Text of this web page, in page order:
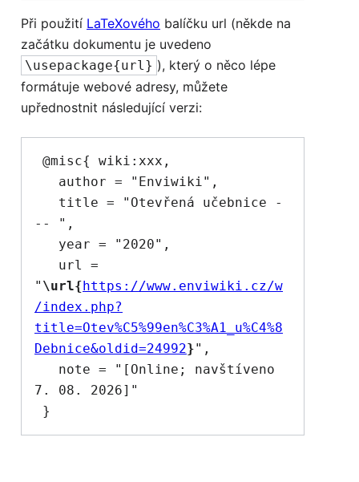
Při použití LaTeXového balíčku url (někde na
začátku dokumentu je uvedeno
\usepackage{url} ), který o něco lépe
formátuje webové adresy, můžete
upřednostnit následující verzi:
-- ",
" \url{https://www.enviwiki.cz/w
/index.php?
title=Otev%C5%99en%C3%A1_u%C4%8
Debnice&oldid=24992}",
7. 08. 2026]"